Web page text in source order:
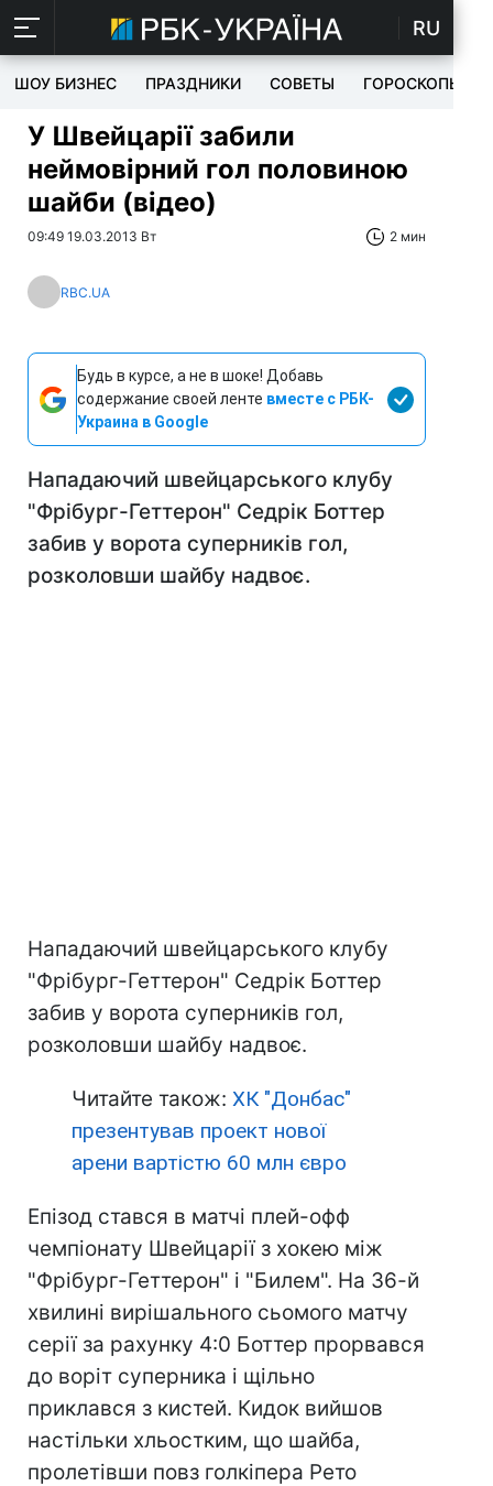
RU
ШОУ БИЗНЕС ПРАЗДНИКИ СОВЕТЫ ГОРОСКОПЫ
У Швейцарії забили
неймовірний гол половиною
шайби (відео)
09:49 19.03.2013 Вт 2 мин
RBC.UA
Будь в курсе, а не в шоке! Добавь
содержание своей ленте вместе с РБК-
Украина в Google
Нападаючий швейцарського клубу
"Фрібург-Геттерон" Седрік Боттер
забив у ворота суперників гол,
розколовши шайбу надвоє.
Нападаючий швейцарського клубу
"Фрібург-Геттерон" Седрік Боттер
забив у ворота суперників гол,
розколовши шайбу надвоє.
Читайте також: ХК "Донбас"
презентував проект нової
арени вартістю 60 млн євро
Епізод стався в матчі плей-офф
чемпіонату Швейцарії з хокею між
"Фрібург-Геттерон" і "Билем". На 36-й
хвилині вирішального сьомого матчу
серії за рахунку 4:0 Боттер прорвався
до воріт суперника і щільно
приклався з кистей. Кидок вийшов
настільки хльостким, що шайба,
пролетівши повз голкіпера Рето